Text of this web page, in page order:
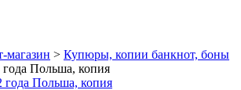
магазин > Купюры, копии банкнот, боны
года Польша, копия